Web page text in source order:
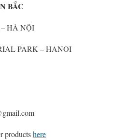
BẮC
HÀ NỘI
PARK – HANOI
productshere